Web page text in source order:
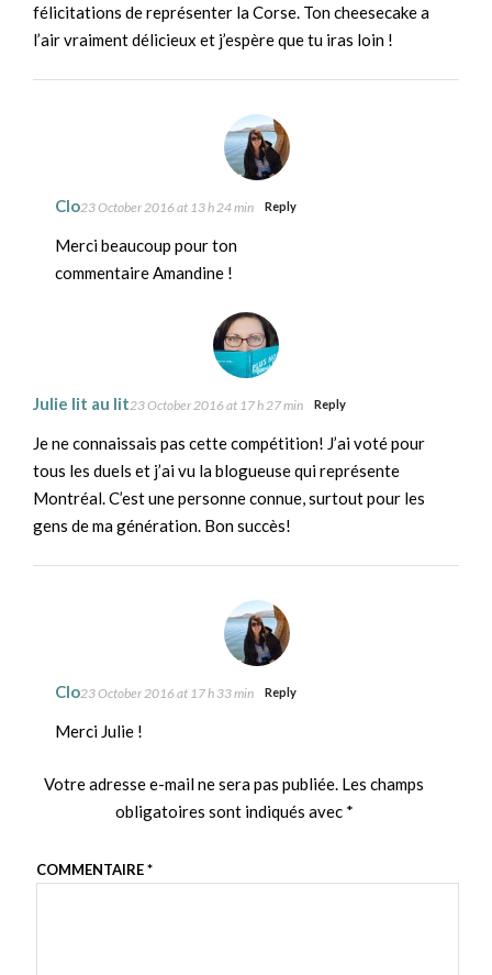
félicitations de représenter la Corse. Ton cheesecake a
l’air vraiment délicieux et j’espère que tu iras loin !
Clo23 October 2016 at 13 h 24 min Reply
Merci beaucoup pour ton
commentaire Amandine !
Julie lit au lit23 October 2016 at 17 h 27 min Reply
Je ne connaissais pas cette compétition! J’ai voté pour
tous les duels et j’ai vu la blogueuse qui représente
Montréal. C’est une personne connue, surtout pour les
gens de ma génération. Bon succès!
Clo23 October 2016 at 17 h 33 min Reply
Merci Julie !
Votre adresse e-mail ne sera pas publiée. Les champs
obligatoires sont indiqués avec *
COMMENTAIRE*